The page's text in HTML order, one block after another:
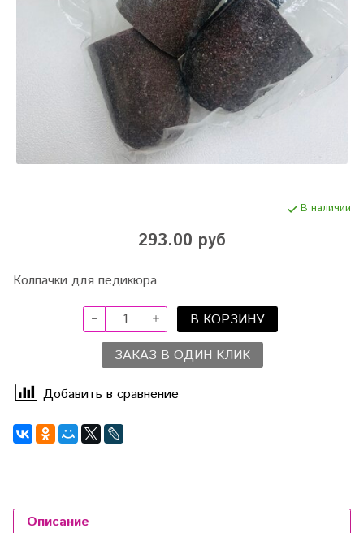
В наличии
293.00 руб
Колпачки для педикюра
В КОРЗИНУ
ЗАКАЗ В ОДИН КЛИК
Добавить в сравнение
Описание